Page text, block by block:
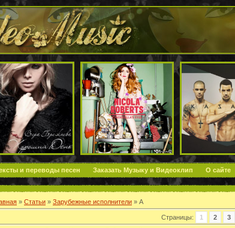
и переводы песен Заказать Музыку и Видеоклип О сайте
» Статьи » Зарубежные исполнители » A
Страницы: 1 2 3